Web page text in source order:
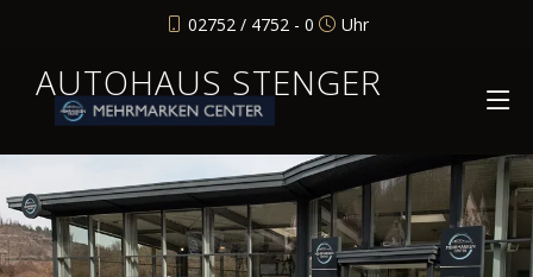
02752 / 4752 - 0 Uhr
AUTOHAUS STENGER